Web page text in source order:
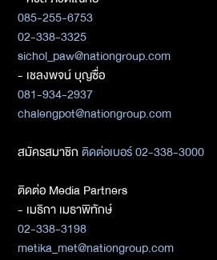
085-255-6753
02-338-3325
sichol_paw@nationgroup.com
- เชลงพจน์ บุญซื่อ
081-934-2937
chalengpot@nationgroup.com
สมัครสมาชิกติดต่อเบอร์ 02-338-3000
ติดต่อ Media Partners
- เมธิกา เมธาพิทักษ์
02-338-3198
metika_met@nationgroup.com